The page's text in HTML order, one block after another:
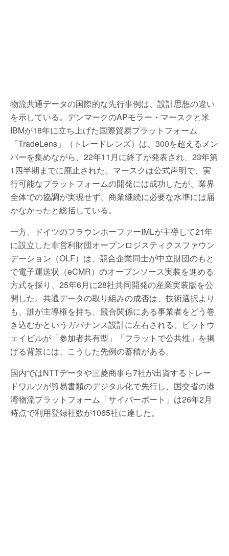
物流共通データの国際的な先行事例は、設計思想の違い
を示している。デンマークのAPモラー・マースクと米
IBMが18年に立ち上げた国際貿易プラットフォーム
「TradeLens」（トレードレンズ）は、300を超えるメン
バーを集めながら、22年11月に終了が発表され、23年第
1四半期までに廃止された。マースクは公式声明で、実
行可能なプラットフォームの開発には成功したが、業界
全体での協調が実現せず、商業継続に必要な水準には届
かなかったと総括している。
一方、ドイツのフラウンホーファーIMLが主導して21年
に設立した非営利財団オープンロジスティクスファウン
デーション（OLF）は、競合企業同士が中立財団のもと
で電子運送状（eCMR）のオープンソース実装を進める
方式を採り、25年6月に28社共同開発の産業実装版を公
開した。共通データの取り組みの成否は、技術選択より
も、誰が主導権を持ち、競合関係にある事業者をどう巻
き込むかというガバナンス設計に左右される。ビットウ
ェイビルが「参加者共有型」「フラットで公共性」を掲
げる背景には、こうした先例の蓄積がある。
国内ではNTTデータや三菱商事ら7社が出資するトレー
ドワルツが貿易書類のデジタル化で先行し、国交省の港
湾物流プラットフォーム「サイバーポート」は26年2月
時点で利用登録社数が1065社に達した。